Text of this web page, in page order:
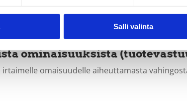
Salli valinta
viivästymisestä tai virheellisyydestä
ominaisuuksista
omaisuudelle aiheuttamasta